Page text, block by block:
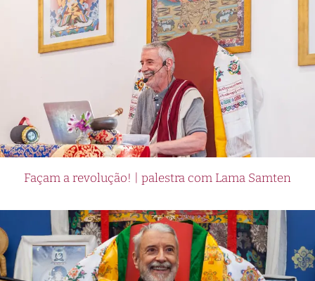
Façam a revolução! | palestra com Lama Samten